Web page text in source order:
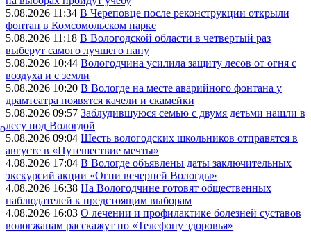
5.08.2026 11:34 В Череповце после реконструкции открыли
фонтан в Комсомольском парке
5.08.2026 11:18 В Вологодской области в четвертый раз
выберут самого лучшего папу
5.08.2026 10:44 Вологодчина усилила защиту лесов от огня с
воздуха и с земли
5.08.2026 10:20 В Вологде на месте аварийного фонтана у
драмтеатра появятся качели и скамейки
5.08.2026 09:57 Заблудившуюся семью с двумя детьми нашли в
лесу под Вологдой
5.08.2026 09:04 Шесть вологодских школьников отправятся в
августе в «Путешествие мечты»
4.08.2026 17:04 В Вологде объявлены даты заключительных
экскурсий акции «Огни вечерней Вологды»
4.08.2026 16:38 На Вологодчине готовят общественных
наблюдателей к предстоящим выборам
4.08.2026 16:03 О лечении и профилактике болезней суставов
вологжанам расскажут по «Телефону здоровья»